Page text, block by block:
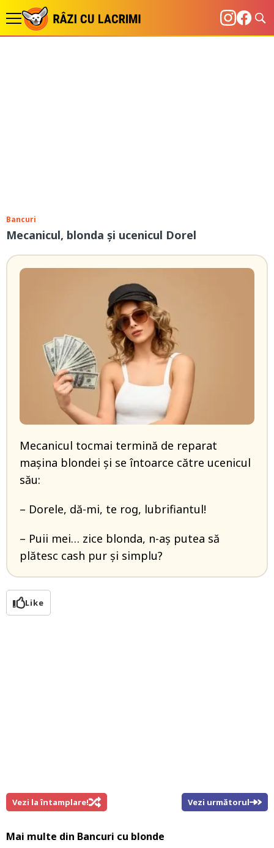
Bancuri
Mecanicul, blonda și ucenicul Dorel
Mecanicul tocmai termină de reparat
mașina blondei și se întoarce către ucenicul
său:
– Dorele, dă-mi, te rog, lubrifiantul!
– Puii mei… zice blonda, n-aș putea să
plătesc cash pur și simplu?
Like
Vezi la întamplare! Vezi următorul
Mai multe din Bancuri cu blonde